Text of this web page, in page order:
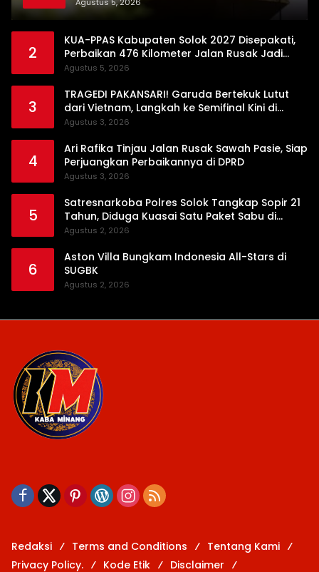
2
KUA-PPAS Kabupaten Solok 2027 Disepakati,
Perbaikan 476 Kilometer Jalan Rusak Jadi
Prioritas
Agustus 5, 2026
3
TRAGEDI PAKANSARI! Garuda Bertekuk Lutut
dari Vietnam, Langkah ke Semifinal Kini di
Ujung Tanduk
Agustus 3, 2026
4
Ari Rafika Tinjau Jalan Rusak Sawah Pasie, Siap
Perjuangkan Perbaikannya di DPRD
Agustus 3, 2026
5
Satresnarkoba Polres Solok Tangkap Sopir 21
Tahun, Diduga Kuasai Satu Paket Sabu di
Kubung
Agustus 2, 2026
6
Aston Villa Bungkam Indonesia All-Stars di
SUGBK
Agustus 2, 2026
Redaksi Terms and Conditions
Tentang Kami
Privacy Policy.
Kode Etik Disclaimer